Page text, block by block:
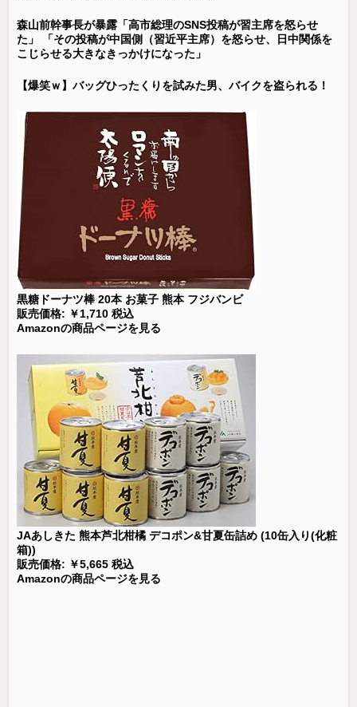
森山前幹事長が暴露「高市総理のSNS投稿が習主席を怒らせ
た」 「その投稿が中国側（習近平主席）を怒らせ、日中関係を
こじらせる大きなきっかけになった」
【爆笑ｗ】バッグひったくりを試みた男、バイクを盗られる！
黒糖ドーナツ棒 20本 お菓子 熊本 フジバンビ
販売価格: ￥1,710 税込
Amazonの商品ページを見る
JAあしきた 熊本芦北柑橘 デコポン&甘夏缶詰め (10缶入り(化粧
箱))
販売価格: ￥5,665 税込
Amazonの商品ページを見る